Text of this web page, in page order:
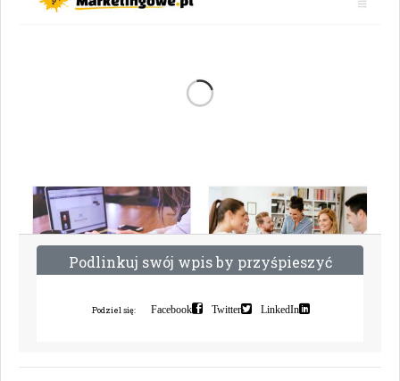
Podlinkuj swój wpisby przyśpieszyć
Podziel się: Facebook Twitter LinkedIn